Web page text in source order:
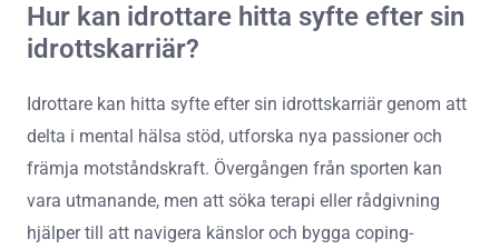
Hur kan idrottare hitta syfte efter sin
idrottskarriär?
Idrottare kan hitta syfte efter sin idrottskarriär genom att
delta i mental hälsa stöd, utforska nya passioner och
främja motståndskraft. Övergången från sporten kan
vara utmanande, men att söka terapi eller rådgivning
hjälper till att navigera känslor och bygga coping-